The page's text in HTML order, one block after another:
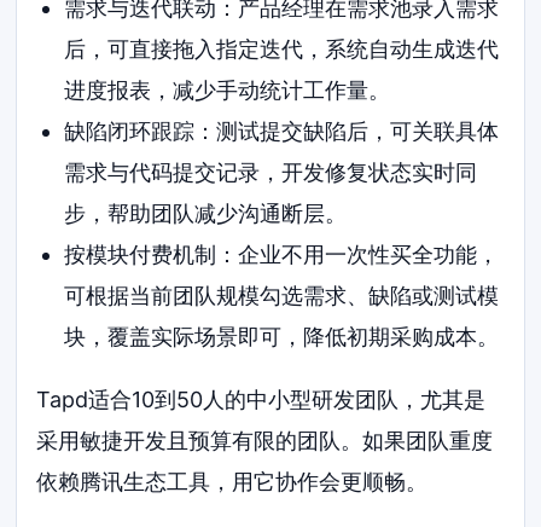
需求与迭代联动：产品经理在需求池录入需求
后，可直接拖入指定迭代，系统自动生成迭代
进度报表，减少手动统计工作量。
缺陷闭环跟踪：测试提交缺陷后，可关联具体
需求与代码提交记录，开发修复状态实时同
步，帮助团队减少沟通断层。
按模块付费机制：企业不用一次性买全功能，
可根据当前团队规模勾选需求、缺陷或测试模
块，覆盖实际场景即可，降低初期采购成本。
Tapd适合10到50人的中小型研发团队，尤其是
采用敏捷开发且预算有限的团队。如果团队重度
依赖腾讯生态工具，用它协作会更顺畅。